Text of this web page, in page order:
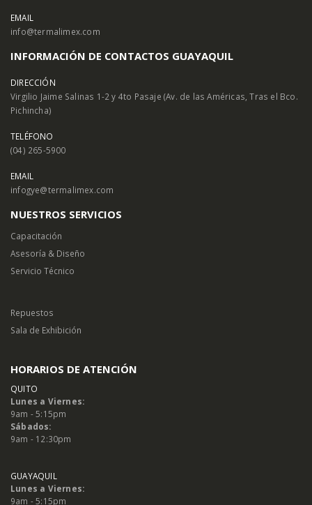
EMAIL
info@termalimex.com
INFORMACIÓN DE CONTACTOS GUAYAQUIL
DIRECCIÓN
Virgilio Jaime Salinas 1-2 y 4to Pasaje (Av. de las Américas, Tras el Bco.
Pichincha)
TELÉFONO
(04) 265-5900
EMAIL
infogye@termalimex.com
NUESTROS SERVICIOS
Capacitación
Asesoría & Diseño
Servicio Técnico
Repuestos
Sala de Exhibición
HORARIOS DE ATENCIÓN
QUITO
Lunes a Viernes:
9am - 5:15pm
Sábados:
9am - 12:30pm
GUAYAQUIL
Lunes a Viernes:
9am - 5:15pm